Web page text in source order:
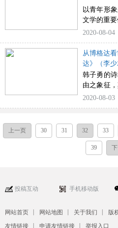
以青年形
文学的重要
2020-08-04
从博格达
达》（李少
韩子勇的
由之象征
如其分恰
2020-08-03
上一页 30 31 32 33
39
投稿互动 手机移动版
网站首页 网站地图 关于我们 版
友情链接 申请友情链接 举报入口